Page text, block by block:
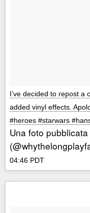
I’ve decided to repost a
added vinyl effects.
#heroes #starwars
Una foto
04:46 PDT